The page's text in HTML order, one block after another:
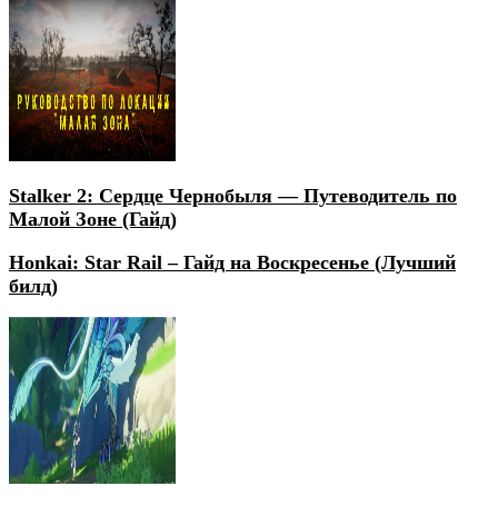
Stalker 2: Сердце Чернобыля — Путеводитель по
Малой Зоне (Гайд)
Honkai: Star Rail – Гайд на Воскресенье (Лучший
билд)